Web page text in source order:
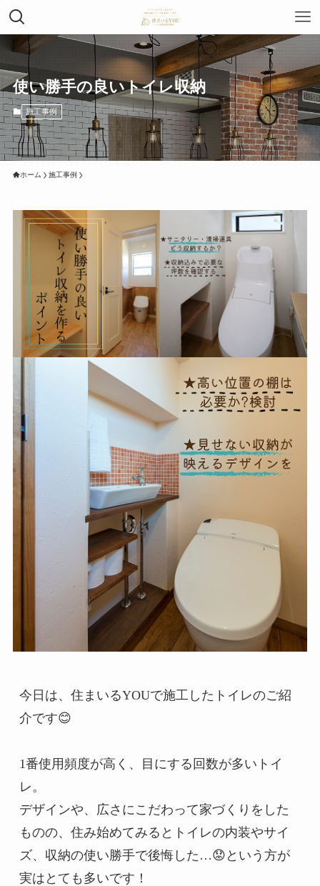
使い勝手の良いトイレ収納
施工事例
ホーム 施工事例
今日は、住まいるYOUで施工したトイレのご紹
介です😊
1番使用頻度が高く、目にする回数が多いトイ
レ。
デザインや、広さにこだわって家づくりをした
ものの、住み始めてみるとトイレの内装やサイ
ズ、収納の使い勝手で後悔した…😟という方が
実はとても多いです！